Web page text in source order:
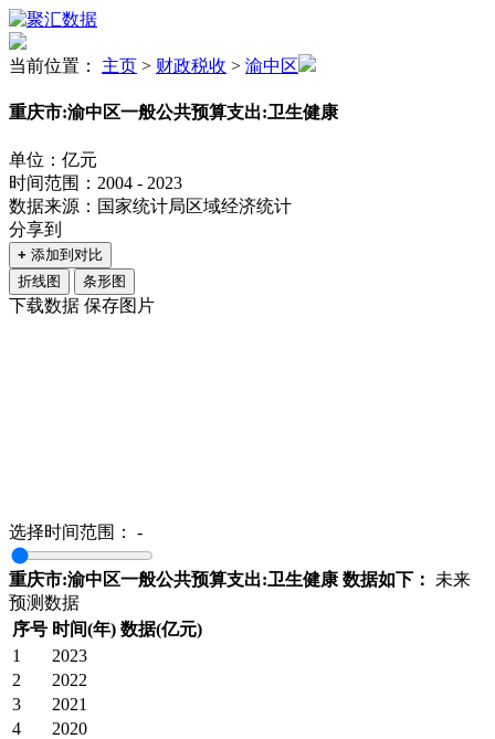
当前位置： 主页 > 财政税收 > 渝中区
重庆市:渝中区一般公共预算支出:卫生健康
单位：亿元
时间范围：2004 - 2023
数据来源：国家统计局区域经济统计
分享到
+ 添加到对比
折线图
条形图
下载数据 保存图片
选择时间范围： -
重庆市:渝中区一般公共预算支出:卫生健康 数据如下：
未来
预测数据
序号 时间(年) 数据(亿元)
1
2023
2
2022
3
2021
4
2020